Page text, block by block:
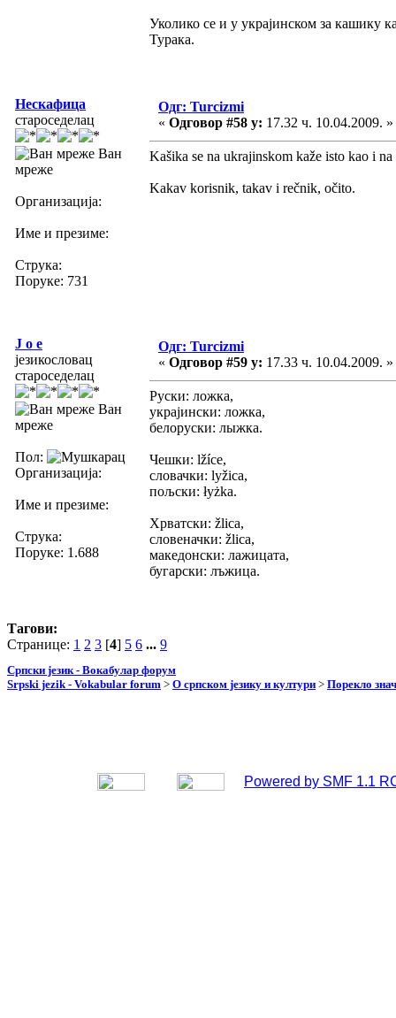
Уколико се и у украјинском за кашику
Турака.
Нескафица
староседелац
Ван
мреже
Организација:
Име и презиме:
Струка:
Поруке: 731
Одг: Turcizmi
« Одговор #58 у: 17.32 ч. 10.04.2009. »
Kašika se na ukrajinskom kaže isto kao i
Kakav korisnik, takav i rečnik, očito.
J o e
језикословац
староседелац
Ван
мреже
Пол:
Организација:
Име и презиме:
Струка:
Поруке: 1.688
Одг: Turcizmi
« Одговор #59 у: 17.33 ч. 10.04.2009. »
Руски: ложка,
украјински: ложка,
белоруски: лыжка.
Чешки: lžíce,
словачки: lyžicа,
пољски: łyżka.
Хрватски: žlica,
словеначки: žlica,
македонски: лажицата,
бугарски: лъжица.
Тагови:
Странице: 1 2 3 [4] 5 6 ... 9
Српски језик - Вокабулар форум
Srpski jezik - Vokabular forum > О српском језику и култури > Порекло
Powered by SMF 1.1